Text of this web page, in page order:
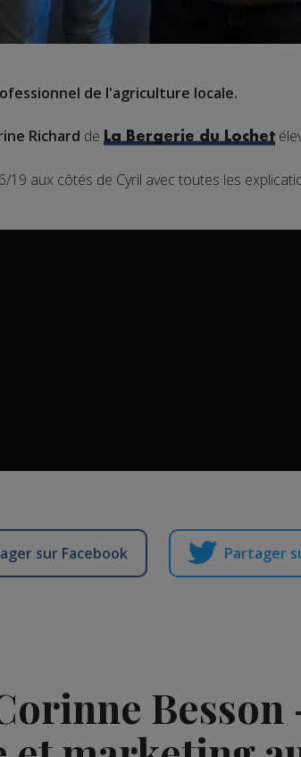
de l'agriculture locale.
Richard de La Bergerie du Lochet
19 aux côtés de Cyril avec toutes les
sur Facebook Partager
Besson